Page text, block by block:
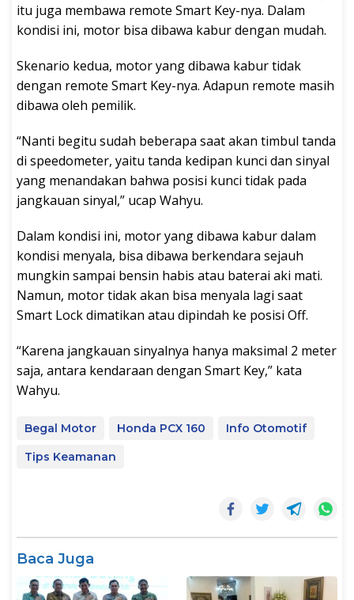
itu juga membawa remote Smart Key-nya. Dalam
kondisi ini, motor bisa dibawa kabur dengan mudah.
Skenario kedua, motor yang dibawa kabur tidak
dengan remote Smart Key-nya. Adapun remote masih
dibawa oleh pemilik.
“Nanti begitu sudah beberapa saat akan timbul tanda
di speedometer, yaitu tanda kedipan kunci dan sinyal
yang menandakan bahwa posisi kunci tidak pada
jangkauan sinyal,” ucap Wahyu.
Dalam kondisi ini, motor yang dibawa kabur dalam
kondisi menyala, bisa dibawa berkendara sejauh
mungkin sampai bensin habis atau baterai aki mati.
Namun, motor tidak akan bisa menyala lagi saat
Smart Lock dimatikan atau dipindah ke posisi Off.
“Karena jangkauan sinyalnya hanya maksimal 2 meter
saja, antara kendaraan dengan Smart Key,” kata
Wahyu.
Begal Motor Honda PCX 160
Info Otomotif
Tips Keamanan
Baca Juga